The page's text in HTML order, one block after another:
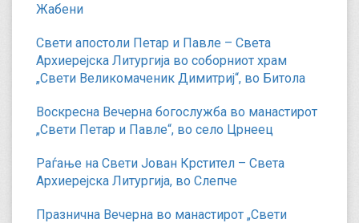
Жабени
Свети апостоли Петар и Павле – Света
Архиерејска Литургија во соборниот храм
„Свети Великомаченик Димитриј“, во Битола
Воскресна Вечерна богослужба во манастирот
„Свети Петар и Павле“, во село Црнеец
Раѓање на Свети Јован Крстител – Света
Архиерејска Литургија, во Слепче
Празнична Вечерна во манастирот „Свети